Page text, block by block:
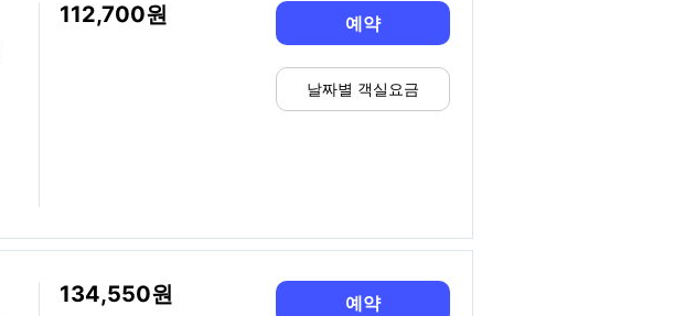
112,700 예약
날짜별 객실요금
134,550 예약